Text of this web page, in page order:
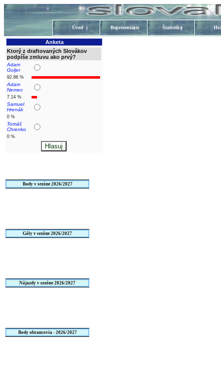
Úvod Reprezentácie Štatistiky
Anketa
Ktorý z draftovaných Slovákov
podpíše zmluvu ako prvý?
Adam
Goljer
92.86 %
Adam
Nemec
7.14 %
Samuel
Hrenák
0 %
Tomáš
Chrenko
0 %
Body v sezóne 2026/2027
Góly v sezóne 2026/2027
Nájazdy v sezóne 2026/2027
Body obrancovia - 2026/2027